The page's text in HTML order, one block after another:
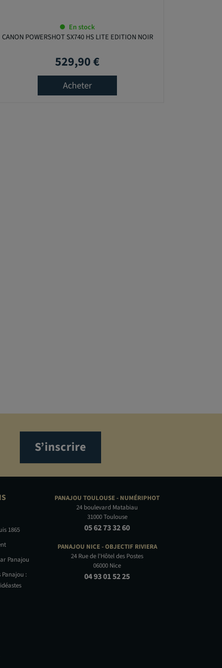
En stock
CANON POWERSHOT SX740 HS LITE EDITION NOIR
Prix
529,90 €
Acheter
S’inscrire
1865
Panajou
Panajou :
PANAJOU TOULOUSE - NUMÉRIPHOT
24 boulevard Matabiau
31000 Toulouse
05 62 73 32 60
PANAJOU NICE -OBJECTIF RIVIERA
24 Rue de l'Hôtel des Postes
06000 Nice
04 93 01 52 25